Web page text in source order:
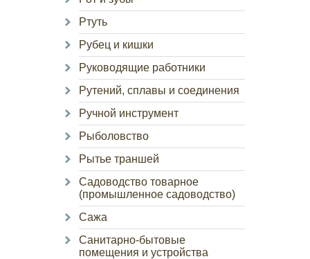
Ртуть
Рубец и кишки
Руководящие работники
Рутений, сплавы и соединения
Ручной инструмент
Рыболовство
Рытье траншей
Садоводство товарное
(промышленное садоводство)
Сажа
Санитарно-бытовые
помещения и устройства